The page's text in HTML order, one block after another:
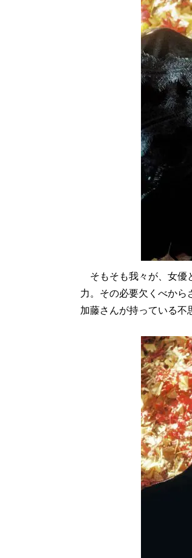
そもそも我々が、女優
力。その必要欠くべか
加藤さんが持っている不